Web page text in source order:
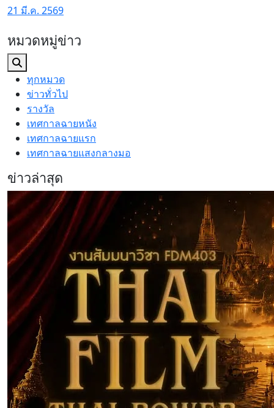
21 มี.ค. 2569
หมวดหมู่ข่าว
ทุกหมวด
ข่าวทั่วไป
รางวัล
เทศกาลฉายหนัง
เทศกาลฉายแรก
เทศกาลฉายแสงกลางมอ
ข่าวล่าสุด